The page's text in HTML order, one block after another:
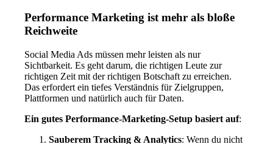
Performance Marketing ist mehr als bloße
Reichweite
Social Media Ads müssen mehr leisten als nur
Sichtbarkeit. Es geht darum, die richtigen Leute zur
richtigen Zeit mit der richtigen Botschaft zu erreichen.
Das erfordert ein tiefes Verständnis für Zielgruppen,
Plattformen und natürlich auch für Daten.
Ein gutes Performance-Marketing-Setup basiert auf:
Sauberem Tracking & Analytics: Wenn du nicht